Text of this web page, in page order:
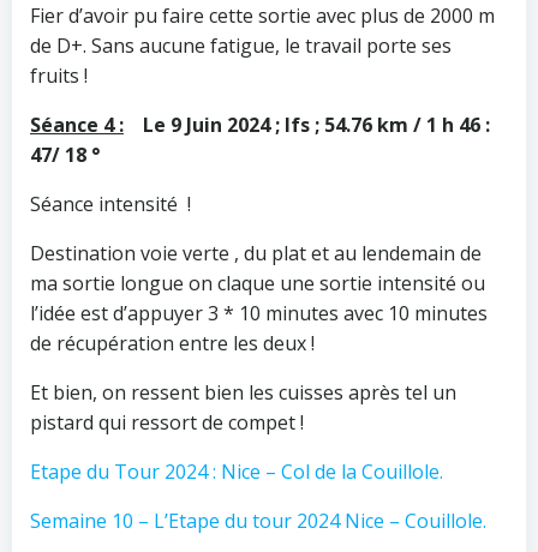
Fier d’avoir pu faire cette sortie avec plus de 2000 m
de D+. Sans aucune fatigue, le travail porte ses
fruits !
Séance 4 :
Le 9 Juin 2024 ; Ifs ; 54.76 km / 1 h 46 :
47/ 18 °
Séance intensité !
Destination voie verte , du plat et au lendemain de
ma sortie longue on claque une sortie intensité ou
l’idée est d’appuyer 3 * 10 minutes avec 10 minutes
de récupération entre les deux !
Et bien, on ressent bien les cuisses après tel un
pistard qui ressort de compet !
Etape du Tour 2024 : Nice – Col de la Couillole.
Semaine 10 – L’Etape du tour 2024 Nice – Couillole.